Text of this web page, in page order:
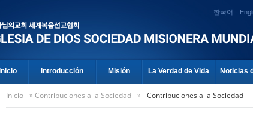
한국어
Inicio Introducción Misión La Verdad de Vida Noticias
Inicio »Contribuciones a la Sociedad » Contribuciones a la Sociedad